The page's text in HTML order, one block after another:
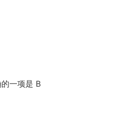
一项是 B